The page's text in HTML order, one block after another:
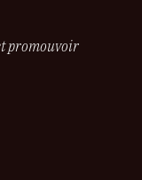
promouvoir